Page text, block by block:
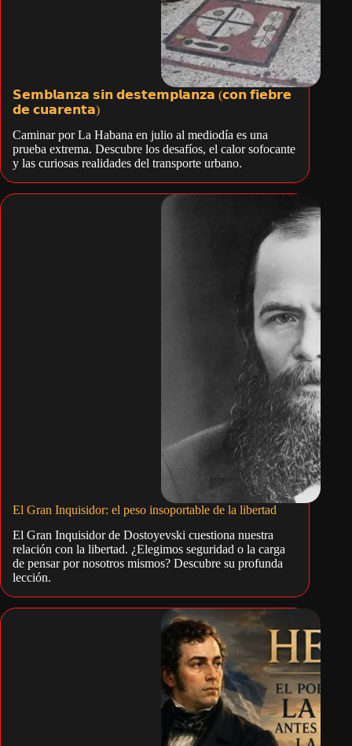
𝗦𝗲𝗺𝗯𝗹𝗮𝗻𝘇𝗮 𝘀𝗶𝗻 𝗱𝗲𝘀𝘁𝗲𝗺𝗽𝗹𝗮𝗻𝘇𝗮 (𝗰𝗼𝗻 𝗳𝗶𝗲𝗯𝗿𝗲
𝗱𝗲 𝗰𝘂𝗮𝗿𝗲𝗻𝘁𝗮)
Caminar por La Habana en julio al mediodía es una
prueba extrema. Descubre los desafíos, el calor sofocante
y las curiosas realidades del transporte urbano.
El Gran Inquisidor: el peso insoportable de la libertad
El Gran Inquisidor de Dostoyevski cuestiona nuestra
relación con la libertad. ¿Elegimos seguridad o la carga
de pensar por nosotros mismos? Descubre su profunda
lección.